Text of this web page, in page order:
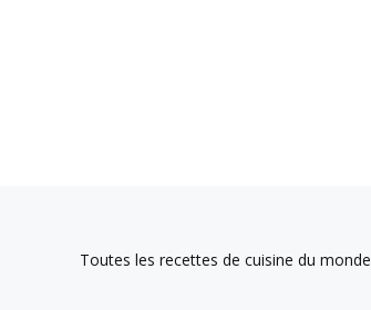
Toutes les recettes de cuisine du monde